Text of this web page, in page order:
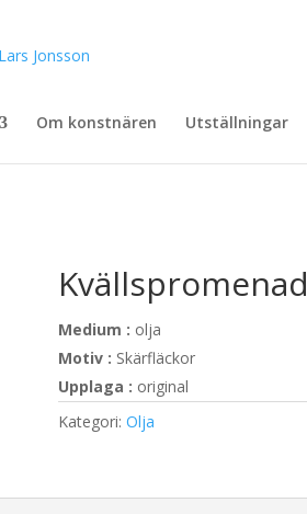
Om konstnären Utställningar
Kvällspromenad
Medium : olja
Motiv : Skärfläckor
Upplaga : original
Kategori: Olja